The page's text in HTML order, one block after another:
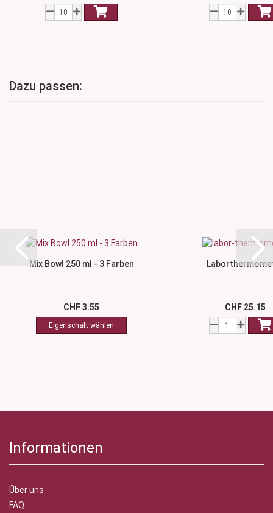
Dazu passen:
Mix Bowl 250 ml - 3 Farben
CHF 3.55 CHF 25.15
Informationen
Über uns
FAQ